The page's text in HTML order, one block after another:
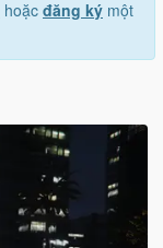
hoặc đăng ký một